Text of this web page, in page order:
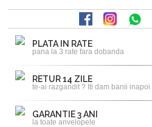
PLATA IN RATE
pana la 3 rate fara dobanda
RETUR 14 ZILE
te-ai razgandit ? Iti dam banii inapoi
GARANTIE 3 ANI
la toate anvelopele